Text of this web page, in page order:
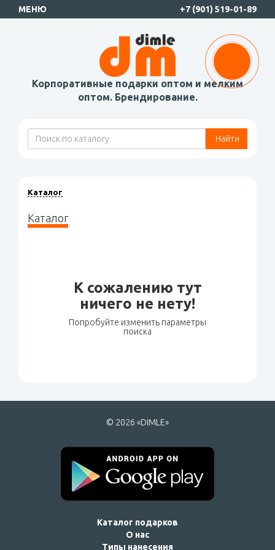
МЕНЮ +7 (901) 519-01-89
Корпоративные подарки оптом и мелким
оптом. Брендирование.
Найти
Каталог
Каталог
К сожалению тут
ничего не нету!
Попробуйте изменить параметры
поиска
© 2026 «DIMLE»
Каталог подарков
О нас
Типы нанесения